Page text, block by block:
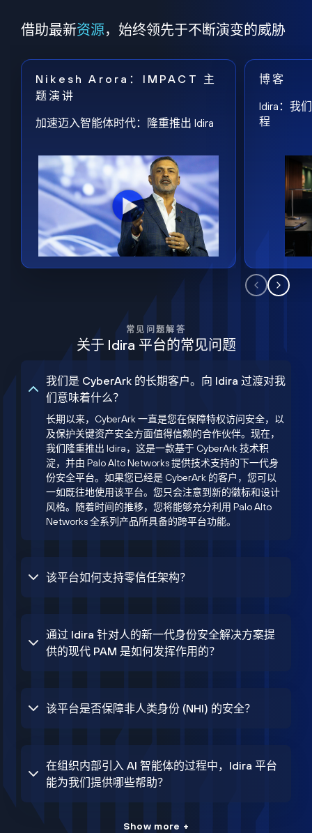
借助最新资源，始终领先于不断演变的威胁
Nikesh Arora：IMPACT 主
题演讲
加速迈入智能体时代：隆重推出 Idira
博客
Idira：我
程
常见问题解答
关于 Idira 平台的常见问题
我们是 CyberArk 的长期客户。向 Idira 过渡对我
们意味着什么？
长期以来，CyberArk 一直是您在保障特权访问安全，以
及保护关键资产安全方面值得信赖的合作伙伴。现在，
我们隆重推出 Idira，这是一款基于 CyberArk 技术积
淀，并由 Palo Alto Networks 提供技术支持的下一代身
份安全平台。如果您已经是 CyberArk 的客户，您可以
一如既往地使用该平台。您只会注意到新的徽标和设计
风格。随着时间的推移，您将能够充分利用 Palo Alto
Networks 全系列产品所具备的跨平台功能。
该平台如何支持零信任架构？
通过 Idira 针对人的新一代身份安全解决方案提
供的现代 PAM 是如何发挥作用的？
该平台是否保障非人类身份 (NHI) 的安全？
在组织内部引入 AI 智能体的过程中，Idira 平台
能为我们提供哪些帮助？
Show more +